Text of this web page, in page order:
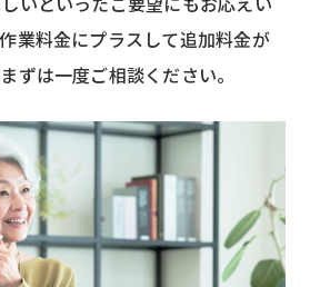
いといったご要望にもお応えい
業料金にプラスして追加料金が
ずは一度ご相談ください。